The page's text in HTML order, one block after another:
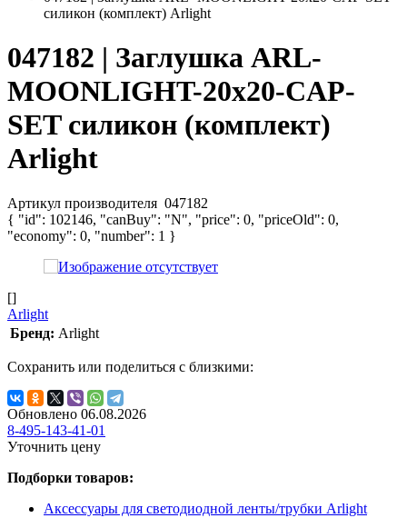
силикон (комплект) Arlight
047182 | Заглушка ARL-
MOONLIGHT-20x20-CAP-
SET силикон (комплект)
Arlight
Артикул производителя 047182
{ "id": 102146, "canBuy": "N", "price": 0, "priceOld": 0,
"economy": 0, "number": 1 }
[]
Arlight
Бренд: Arlight
Сохранить или поделиться с близкими:
Обновлено 06.08.2026
8-495-143-41-01
Уточнить цену
Подборки товаров:
Аксессуары для светодиодной ленты/трубки Arlight